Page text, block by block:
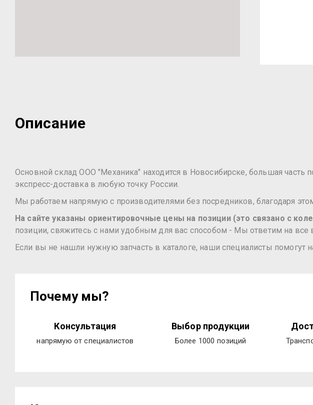
Описание
Основной склад ООО "Механика" находится в Новосибирске, большая часть
экспресс-доставка в любую точку России.
Мы работаем напрямую с производителями без посредников, благодаря
На сайте указаны ориентировочные цены на позиции (это связано с
позиции, свяжитесь с нами удобным для вас способом - Мы ответим на все
Если вы не нашли нужную запчасть в каталоге, наши специалисты помогут
Почему мы?
Консультация
напрямую от специалистов
Выбор продукции
Более 1000 позиций